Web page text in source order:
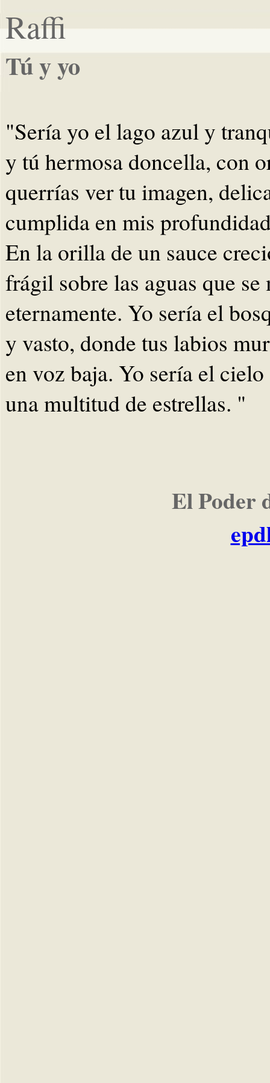
Raffi
Tú y yo
"Sería yo el lago azul y
y tú hermosa doncella, con
querrías ver tu imagen,
cumplida en mis
En la orilla de un sauce
frágil sobre las aguas que se
eternamente. Yo sería el
y vasto, donde tus labios
en voz baja. Yo sería el
una multitud de estrellas. "
El Poder